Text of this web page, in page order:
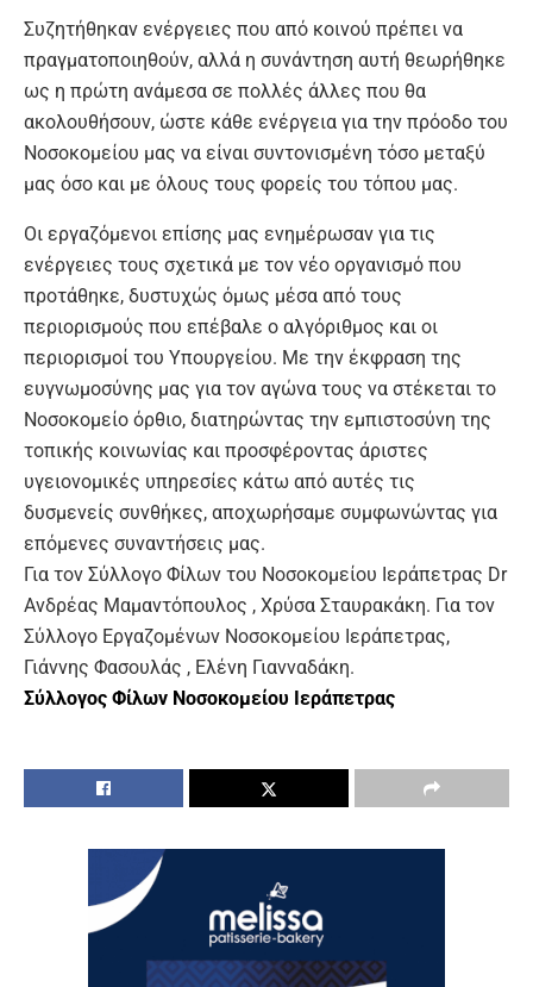
Συζητήθηκαν ενέργειες που από κοινού πρέπει να
πραγματοποιηθούν, αλλά η συνάντηση αυτή θεωρήθηκε
ως η πρώτη ανάμεσα σε πολλές άλλες που θα
ακολουθήσουν, ώστε κάθε ενέργεια για την πρόοδο του
Νοσοκομείου μας να είναι συντονισμένη τόσο μεταξύ
μας όσο και με όλους τους φορείς του τόπου μας.
Οι εργαζόμενοι επίσης μας ενημέρωσαν για τις
ενέργειες τους σχετικά με τον νέο οργανισμό που
προτάθηκε, δυστυχώς όμως μέσα από τους
περιορισμούς που επέβαλε ο αλγόριθμος και οι
περιορισμοί του Υπουργείου. Με την έκφραση της
ευγνωμοσύνης μας για τον αγώνα τους να στέκεται το
Νοσοκομείο όρθιο, διατηρώντας την εμπιστοσύνη της
τοπικής κοινωνίας και προσφέροντας άριστες
υγειονομικές υπηρεσίες κάτω από αυτές τις
δυσμενείς συνθήκες, αποχωρήσαμε συμφωνώντας για
επόμενες συναντήσεις μας.
Για τον Σύλλογο Φίλων του Νοσοκομείου Ιεράπετρας Dr
Ανδρέας Μαμαντόπουλος , Χρύσα Σταυρακάκη. Για τον
Σύλλογο Εργαζομένων Νοσοκομείου Ιεράπετρας,
Γιάννης Φασουλάς , Ελένη Γιανναδάκη.
Σύλλογος Φίλων Νοσοκομείου Ιεράπετρας